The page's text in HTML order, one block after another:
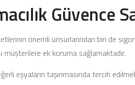
Güvence
önemli unsurlarından biri de
müşterilere ek koruma sağlamaktadır.
eşyaların taşınmasında tercih